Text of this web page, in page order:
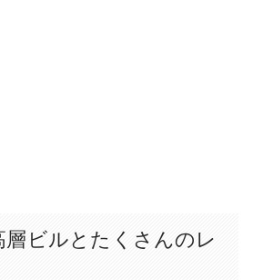
層ビルとたくさんのレ